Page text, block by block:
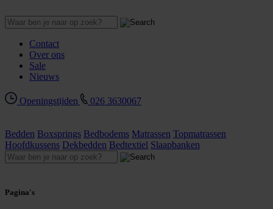
Contact
Over ons
Sale
Nieuws
Openingstijden 026 3630067
Bedden Boxsprings Bedbodems Matrassen Topmatrassen
Hoofdkussens Dekbedden Bedtextiel Slaapbanken
Pagina's